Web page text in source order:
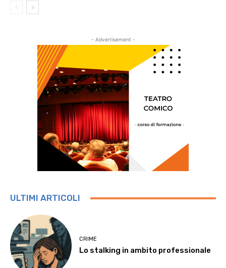
- Advertisement -
ULTIMI ARTICOLI
CRIME
Lo stalking in ambito professionale